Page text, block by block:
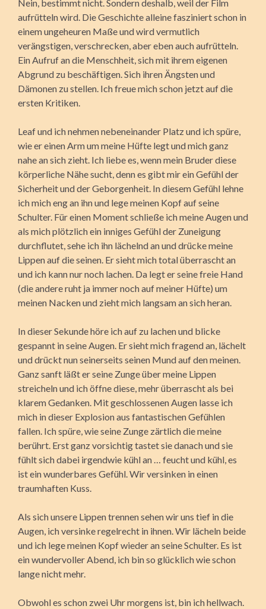
Nein, bestimmt nicht. Sondern deshalb, weil der Film
aufrütteln wird. Die Geschichte alleine fasziniert schon in
einem ungeheuren Maße und wird vermutlich
verängstigen, verschrecken, aber eben auch aufrütteln.
Ein Aufruf an die Menschheit, sich mit ihrem eigenen
Abgrund zu beschäftigen. Sich ihren Ängsten und
Dämonen zu stellen. Ich freue mich schon jetzt auf die
ersten Kritiken.
Leaf und ich nehmen nebeneinander Platz und ich spüre,
wie er einen Arm um meine Hüfte legt und mich ganz
nahe an sich zieht. Ich liebe es, wenn mein Bruder diese
körperliche Nähe sucht, denn es gibt mir ein Gefühl der
Sicherheit und der Geborgenheit. In diesem Gefühl lehne
ich mich eng an ihn und lege meinen Kopf auf seine
Schulter. Für einen Moment schließe ich meine Augen und
als mich plötzlich ein inniges Gefühl der Zuneigung
durchflutet, sehe ich ihn lächelnd an und drücke meine
Lippen auf die seinen. Er sieht mich total überrascht an
und ich kann nur noch lachen. Da legt er seine freie Hand
(die andere ruht ja immer noch auf meiner Hüfte) um
meinen Nacken und zieht mich langsam an sich heran.
In dieser Sekunde höre ich auf zu lachen und blicke
gespannt in seine Augen. Er sieht mich fragend an, lächelt
und drückt nun seinerseits seinen Mund auf den meinen.
Ganz sanft läßt er seine Zunge über meine Lippen
streicheln und ich öffne diese, mehr überrascht als bei
klarem Gedanken. Mit geschlossenen Augen lasse ich
mich in dieser Explosion aus fantastischen Gefühlen
fallen. Ich spüre, wie seine Zunge zärtlich die meine
berührt. Erst ganz vorsichtig tastet sie danach und sie
fühlt sich dabei irgendwie kühl an … feucht und kühl, es
ist ein wunderbares Gefühl. Wir versinken in einen
traumhaften Kuss.
Als sich unsere Lippen trennen sehen wir uns tief in die
Augen, ich versinke regelrecht in ihnen. Wir lächeln beide
und ich lege meinen Kopf wieder an seine Schulter. Es ist
ein wundervoller Abend, ich bin so glücklich wie schon
lange nicht mehr.
Obwohl es schon zwei Uhr morgens ist, bin ich hellwach.